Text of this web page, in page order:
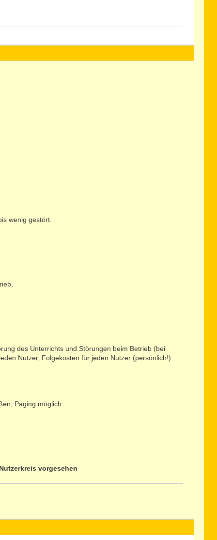
wenig gestört.
des Unterrichts und Störungen beim Betrieb (bei
Nutzer, Folgekosten für jeden Nutzer (persönlich!)
Paging möglich
vorgesehen